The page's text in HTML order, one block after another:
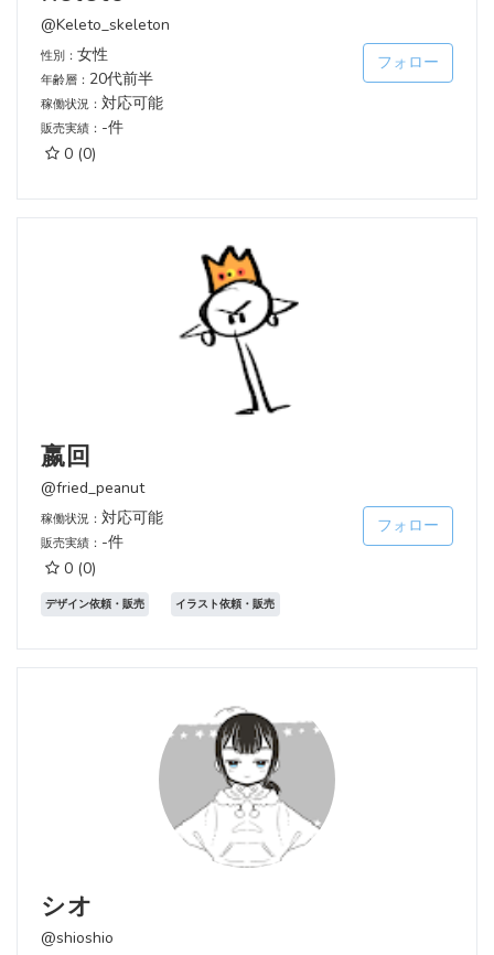
@Keleto_skeleton
性別： 女性
年齢層： 20代前半
稼働状況： 対応可能
販売実績： -件
0 (0)
フォロー
嬴回
@fried_peanut
稼働状況： 対応可能
販売実績： -件
0 (0)
フォロー
デザイン依頼・販売 イラスト依頼・販売
シオ
@shioshio